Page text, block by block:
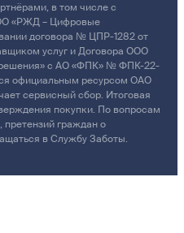
в том числе с
«РЖД – Цифровые
договора № ЦПР-1282 от
услуг и Договора ООО
с АО «ФПК» № ФПК-22-
официальным ресурсом ОАО
сервисный сбор. Итоговая
покупки. По вопросам
граждан о
в Службу Заботы.